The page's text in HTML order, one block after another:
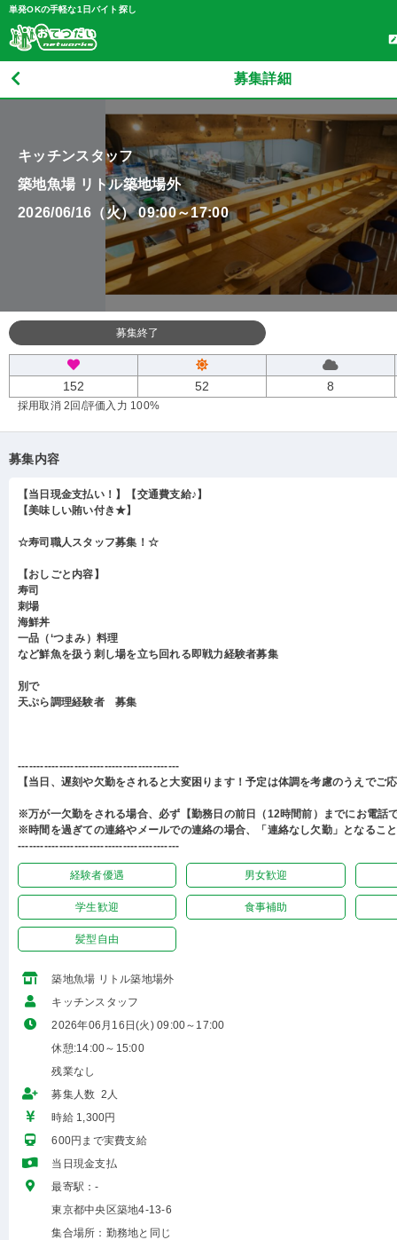
単発OKの手軽な1日バイト探し
募集詳細
キッチンスタッフ
築地魚場 リトル築地場外
2026/06/16（火） 09:00～17:00
募集終了
152 52 8
採用取消 2回 /評価入力 100%
募集内容
【当日現金支払い！】【交通費支給♪】
【美味しい賄い付き★】
☆寿司職人スタッフ募集！☆
【おしごと内容】
寿司
刺場
海鮮丼
一品（‘つまみ）料理
など鮮魚を扱う刺し場を立ち回れる即戦力経験者募集
別で
天ぷら調理経験者 募集
-------------------------------------------
【当日、遅刻や欠勤をされると大変困ります！予定は体調を考慮のうえでご
※万が一欠勤をされる場合、必ず【勤務日の前日（12時間前）までにお電話
※時間を過ぎての連絡やメールでの連絡の場合、「連絡なし欠勤」となるこ
-------------------------------------------
経験者優遇 男女歓迎
学生歓迎 食事補助
髪型自由
築地魚場 リトル築地場外
キッチンスタッフ
2026年06月16日(火) 09:00～17:00
休憩:14:00～15:00
残業なし
募集人数 2人
時給 1,300円
600円まで実費支給
当日現金支払
最寄駅：-
東京都中央区築地4-13-6
集合場所：勤務地と同じ